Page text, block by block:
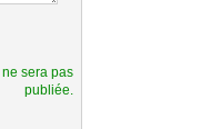
sera pas
publiée.